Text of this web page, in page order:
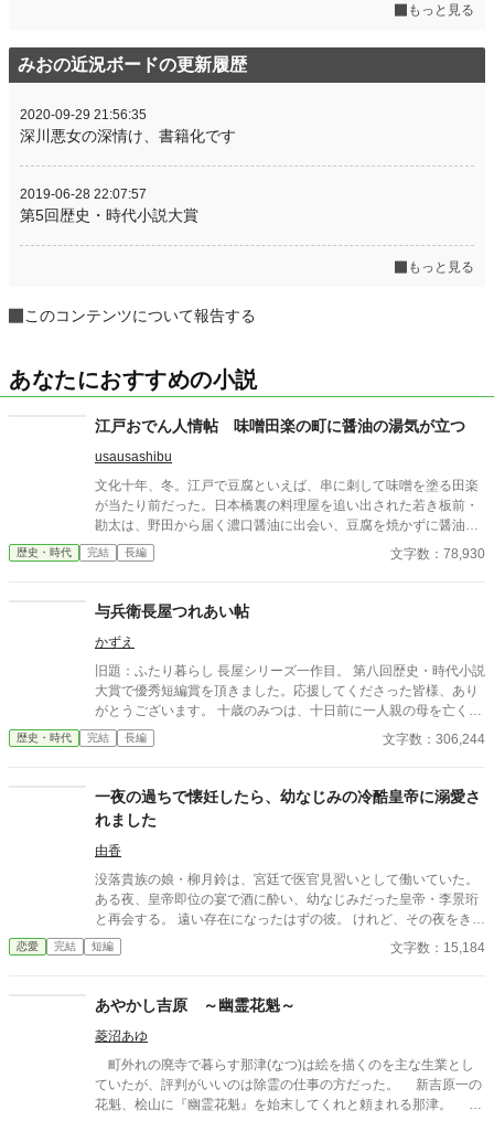
もっと見る
みおの近況ボードの更新履歴
2020-09-29 21:56:35
深川悪女の深情け、書籍化です
2019-06-28 22:07:57
第5回歴史・時代小説大賞
もっと見る
このコンテンツについて報告する
あなたにおすすめの小説
江戸おでん人情帖 味噌田楽の町に醤油の湯気が立つ
usausashibu
文化十年、冬。江戸で豆腐といえば、串に刺して味噌を塗る田楽
が当たり前だった。日本橋裏の料理屋を追い出された若き板前・
勘太は、野田から届く濃口醤油に出会い、豆腐を焼かずに醤油出
汁で煮る屋台を始める。最初は「黒い豆腐」と笑われ、客も銭も
足りない。それでも鍋は、船頭の故郷、夫婦の嘘、職人親子の意
い味は、味噌田楽を守る者や老舗料理屋の反発を招く。だが、町
の人々の舌と湯気が、名もなき煮込みを「おでん」と呼び始め
る。古い味を捨てず、新しい味を煮直す、江戸の食と人情の物
語。
歴史・時代 完結 長編 文字数：78,930
与兵衛長屋つれあい帖
かずえ
旧題：ふたり暮らし 長屋シリーズ一作目。 第八回歴史・時代小説
大賞で優秀短編賞を頂きました。応援してくださった皆様、あり
がとうございます。 十歳のみつは、十日前に一人親の母を亡くし
たばかり。幸い、母の蓄えがあり、自分の裁縫の腕の良さもあっ
て、何とか今まで通り長屋で暮らしていけそうだ。 頼まれた繕い
一人で寂しかったみつは、拾った男の子と二人で暮らし始めた。
歴史・時代 完結 長編 文字数：306,244
一夜の過ちで懐妊したら、幼なじみの冷酷皇帝に溺愛さ
れました
由香
没落貴族の娘・柳月鈴は、宮廷で医官見習いとして働いていた。
ある夜、皇帝即位の宴で酒に酔い、幼なじみだった皇帝・李景珩
と再会する。 遠い存在になったはずの彼。 けれど、その夜をきっ
かけに月鈴の運命は大きく動き出す。 冷酷と恐れられる皇帝が、
なぜか彼女だけには甘すぎて――。
恋愛 完結 短編 文字数：15,184
あやかし吉原 ～幽霊花魁～
菱沼あゆ
町外れの廃寺で暮らす那津(なつ)は絵を描くのを主な生業とし
ていたが、評判がいいのは除霊の仕事の方だった。 新吉原一の
花魁、桧山に『幽霊花魁』を始末してくれと頼まれる那津。 エ